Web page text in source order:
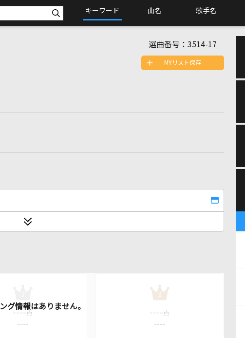
キーワード 曲名 歌手名
選曲番号： 3514-17
MYリスト保存
---- 点
----
3
---- 点
----